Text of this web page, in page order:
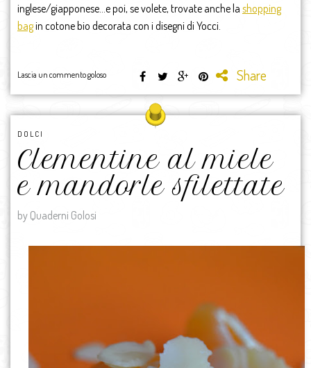
inglese/giapponese…e poi, se volete, trovate anche la shopping
bagin cotone bio decorata con i disegni di Yocci.
Lascia un commento goloso Share
DOLCI
Clementine al miele
e mandorle sfilettate
by Quaderni Golosi